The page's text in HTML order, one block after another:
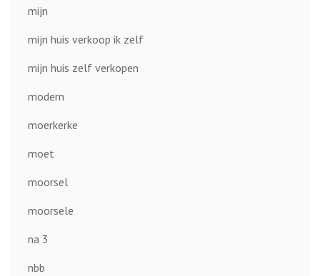
mijn
mijn huis verkoop ik zelf
mijn huis zelf verkopen
modern
moerkerke
moet
moorsel
moorsele
na 3
nbb